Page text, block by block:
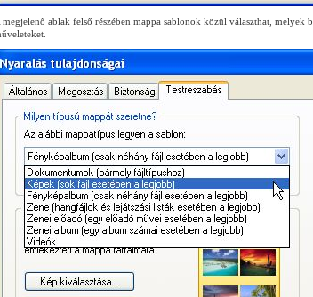
megjelenő ablak felső részében mappa sablonok közül választhat, melyek